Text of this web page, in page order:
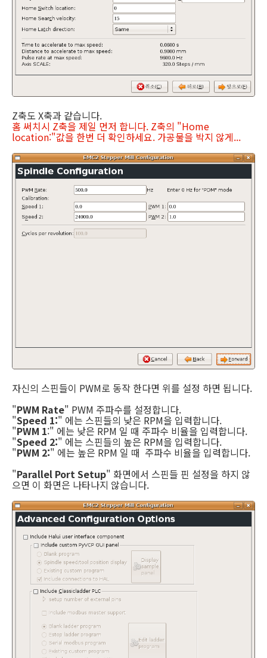
Z축도 X축과 같습니다.
홈 써치시 Z축을 제일 먼저 합니다. Z축의 "Home
location:"값을 한번 더 확인하세요. 가공물을 박지 않게...
자신의 스핀들이 PWM로 동작 한다면 위를 설정 하면 됩니다.
"PWM Rate" PWM 주파수를 설정합니다.
"Speed 1:" 에는 스핀들의 낮은 RPM을 입력합니다.
"PWM 1:" 에는 낮은 RPM 일 때 주파수 비율을 입력합니다.
"Speed 2:" 에는 스핀들의 높은 RPM을 입력합니다.
"PWM 2:" 에는 높은 RPM 일 때 주파수 비율을 입력합니다.
"Parallel Port Setup" 화면에서 스핀들 핀 설정을 하지 않
으면 이 화면은 나타나지 않습니다.